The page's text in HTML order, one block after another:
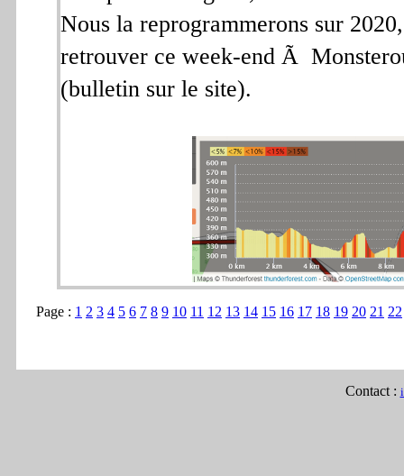
Nous la reprogrammerons sur
retrouver ce week-end Ã
(bulletin sur le site).
Page : 1 2 3 4 5 6 7 8 9 10 11 12 13 14 15 16 17 18 19 20 21 22
Contact :